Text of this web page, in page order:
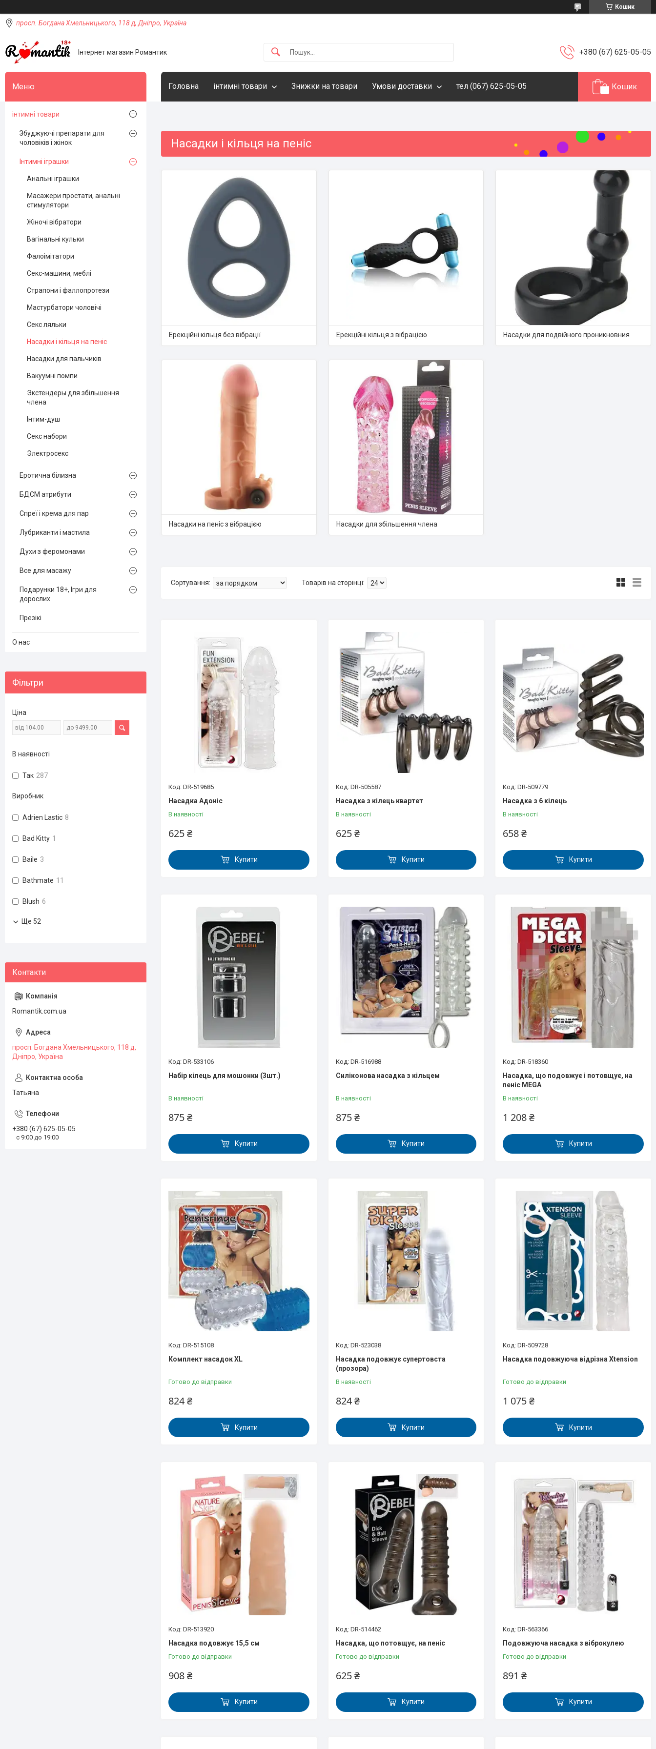
Кошик
просп. Богдана Хмельницького, 118 д, Дніпро, Україна
Інтернет магазин Романтик +380 (67) 625-05-05
Головна інтимні товари Знижки на товари Умови доставки тел (067) 625-05-05 Кошик
Насадки і кільця на пеніс
Ерекційні кільця без вібрації Ерекційні кільця з вібрацією Насадки для подвійного проникновния
Насадки на пеніс з вібрацією Насадки для збільшення члена
DR-519685
Насадка Адоніс
В наявності
625 ₴
Купити
DR-505587
Насадка з кілець квартет
В наявності
625 ₴
Купити
DR-509779
Насадка з 6 кілець
В наявності
658 ₴
Купити
DR-533106
Набір кілець для мошонки (3шт.)
В наявності
875 ₴
Купити
DR-516988
Силіконова насадка з кільцем
В наявності
875 ₴
Купити
DR-518360
Насадка, що подовжує і потовщує, на
пеніс MEGA
В наявності
1 208 ₴
Купити
DR-515108
Комплект насадок XL
Готово до відправки
824 ₴
Купити
DR-523038
Насадка подовжує супертовста
(прозора)
В наявності
824 ₴
Купити
DR-509728
Насадка подовжуюча відрізна Xtension
Готово до відправки
1 075 ₴
Купити
DR-513920
Насадка подовжує 15,5 см
Готово до відправки
908 ₴
Купити
DR-514462
Насадка, що потовщує, на пеніс
Готово до відправки
625 ₴
Купити
DR-563366
Подовжуюча насадка з віброкулею
Готово до відправки
891 ₴
Купити
інтимні товари
Збуджуючі препарати для
чоловіків і жінок
Інтимні іграшки
Анальні іграшки
Масажери простати, анальні
стимулятори
Жіночі вібратори
Вагінальні кульки
Фалоімітатори
Секс-машини, меблі
Страпони і фаллопротези
Мастурбатори чоловічі
Секс ляльки
Насадки і кільця на пеніс
Насадки для пальчиків
Вакуумні помпи
Экстендеры для збільшення
члена
Інтим-душ
Секс набори
Электросекс
Еротична білизна
БДСМ атрибути
Спреї і крема для пар
Лубриканти і мастила
Духи з феромонами
Все для масажу
Подарунки 18+, Ігри для
дорослих
Презікі
О нас
Фільтри
Ціна
В наявності
Так 287
Виробник
Adrien Lastic 8
Bad Kitty 1
Baile 3
Bathmate 11
Blush 6
Ще 52
Romantik.com.ua
просп. Богдана Хмельницького, 118 д,
Дніпро, Україна
Татьяна
+380 (67) 625-05-05
с 9:00 до 19:00